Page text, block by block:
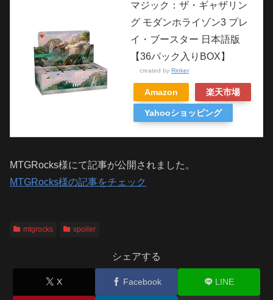
マジック：ザ・ギャザリン
グ モダンホライゾン3 プレ
イ・ブースター 日本語版
【36パック入りBOX】
created by Rinker
Amazon 楽天市場
Yahooショッピング
MTGRocks様にて記事が公開されました。
MTGRocks様の記事をチェック
mtgrocks spoiler
シェアする
X Facebook LINE